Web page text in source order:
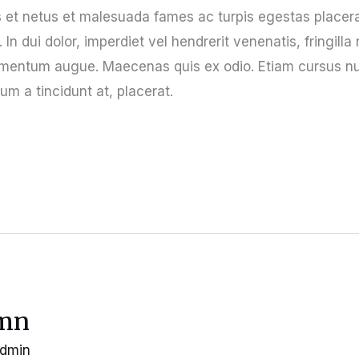
netus et malesuada fames ac turpis egestas
dui dolor, imperdiet vel hendrerit venenatis,
augue. Maecenas quis ex odio. Etiam cursus
a tincidunt at, placerat.